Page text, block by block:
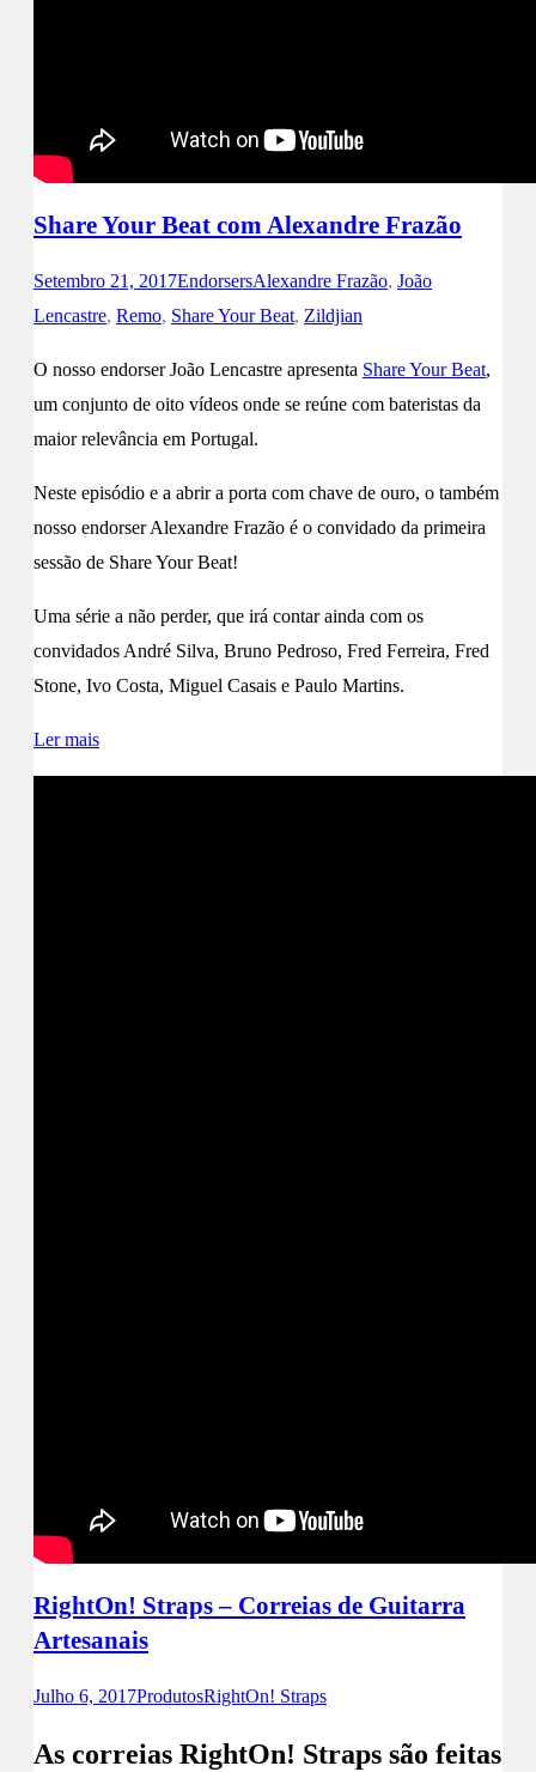
Share Your Beat com Alexandre Frazão
Setembro 21, 2017EndorsersAlexandre Frazão, João
Lencastre, Remo, Share Your Beat, Zildjian
O nosso endorser João Lencastre apresenta Share Your Beat,
um conjunto de oito vídeos onde se reúne com bateristas da
maior relevância em Portugal.
Neste episódio e a abrir a porta com chave de ouro, o também
nosso endorser Alexandre Frazão é o convidado da primeira
sessão de Share Your Beat!
Uma série a não perder, que irá contar ainda com os
convidados André Silva, Bruno Pedroso, Fred Ferreira, Fred
Stone, Ivo Costa, Miguel Casais e Paulo Martins.
Ler mais
RightOn! Straps – Correias de Guitarra
Artesanais
Julho 6, 2017ProdutosRightOn! Straps
As correias RightOn! Straps são feitas